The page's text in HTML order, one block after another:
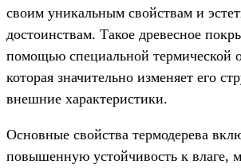
своим уникальным свойствам и
достоинствам. Такое древесное
помощью специальной термической
которая значительно изменяет его
внешние характеристики.
Основные свойства термодерева
повышенную устойчивость к влаге,